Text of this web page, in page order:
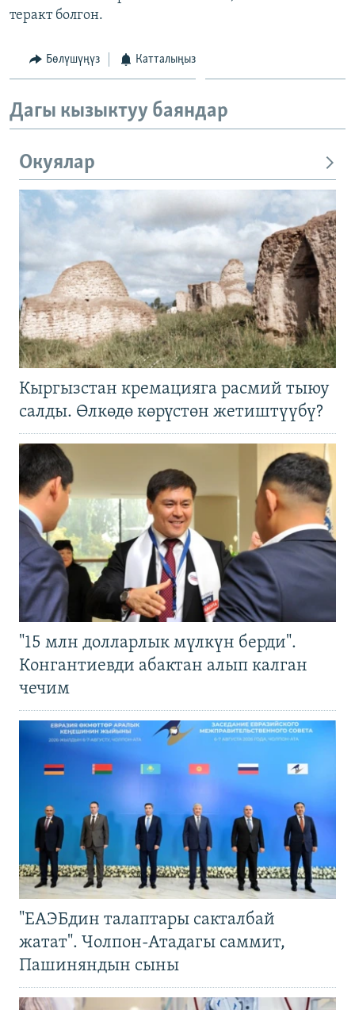
ЭЕ/АРнун бардык сайттары
теракт болгон.
Бөлүшүңүз Катталыңыз
Дагы кызыктуу баяндар
Окуялар
Кыргызстан кремацияга расмий тыюу
салды. Өлкөдө көрүстөн жетиштүүбү?
"15 млн долларлык мүлкүн берди".
Конгантиевди абактан алып калган
чечим
"ЕАЭБдин талаптары сакталбай
жатат". Чолпон-Атадагы саммит,
Пашиняндын сыны